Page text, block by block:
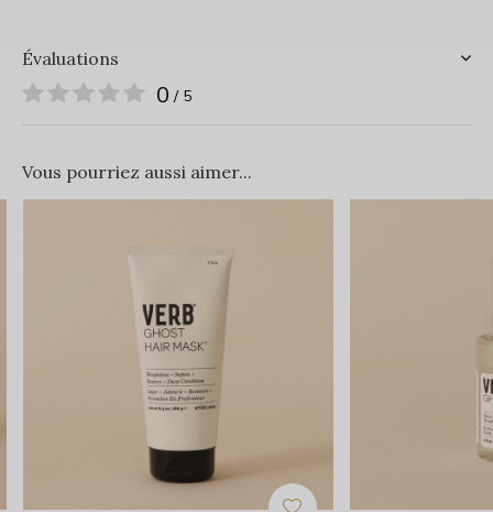
Évaluations
0 / 5
Vous pourriez aussi aimer...